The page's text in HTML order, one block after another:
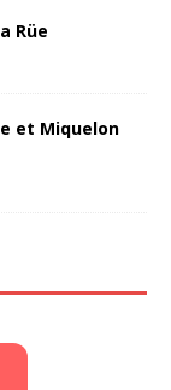
Rüe
et Miquelon